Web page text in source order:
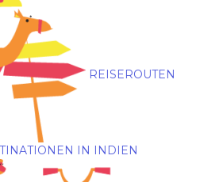
REISEROUTEN
IN INDIEN